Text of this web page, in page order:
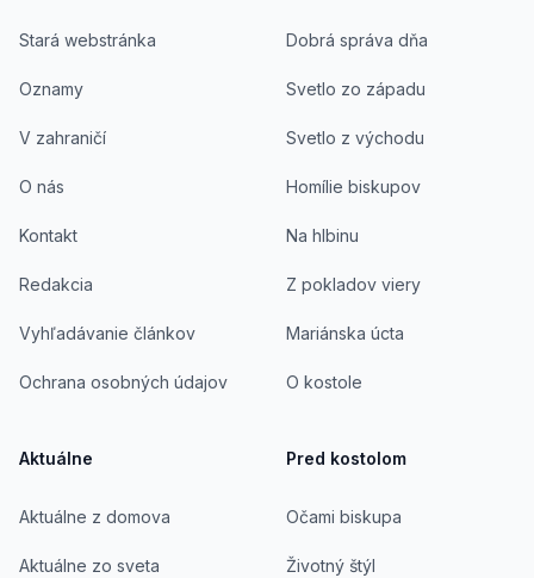
Stará webstránka
Oznamy
V zahraničí
O nás
Kontakt
Redakcia
Vyhľadávanie článkov
Ochrana osobných údajov
Aktuálne
Aktuálne z domova
Aktuálne zo sveta
Dobrá správa dňa
Svetlo zo západu
Svetlo z východu
Homílie biskupov
Na hlbinu
Z pokladov viery
Mariánska úcta
O kostole
Pred kostolom
Očami biskupa
Životný štýl